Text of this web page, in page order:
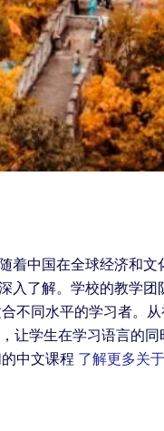
中国在全球经济和
入了解。学校的教学
不同水平的学习者。
让学生在学习语言的
中文课程 了解更多关